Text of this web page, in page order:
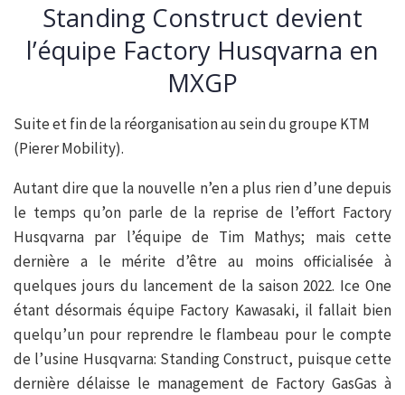
Standing Construct devient
l’équipe Factory Husqvarna en
MXGP
Suite et fin de la réorganisation au sein du groupe KTM
(Pierer Mobility).
Autant dire que la nouvelle n’en a plus rien d’une depuis
le temps qu’on parle de la reprise de l’effort Factory
Husqvarna par l’équipe de Tim Mathys; mais cette
dernière a le mérite d’être au moins officialisée à
quelques jours du lancement de la saison 2022. Ice One
étant désormais équipe Factory Kawasaki, il fallait bien
quelqu’un pour reprendre le flambeau pour le compte
de l’usine Husqvarna: Standing Construct, puisque cette
dernière délaisse le management de Factory GasGas à